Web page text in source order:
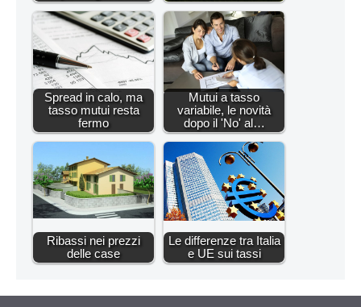
Spread in calo, ma
tasso mutui resta
fermo
Mutui a tasso
variabile, le novità
dopo il 'No' al…
Ribassi nei prezzi
delle case
Le differenze tra Italia
e UE sui tassi